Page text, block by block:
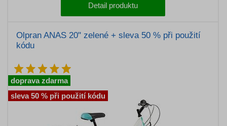
Detail produktu
Olpran ANAS 20" zelené + sleva 50 % při použití
kódu
doprava zdarma
sleva 50 % při použití kódu